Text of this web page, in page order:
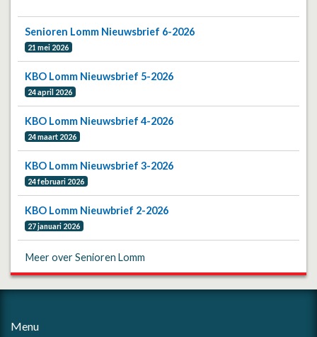
Senioren Lomm Nieuwsbrief 6-2026
21 mei 2026
KBO Lomm Nieuwsbrief 5-2026
24 april 2026
KBO Lomm Nieuwsbrief 4-2026
24 maart 2026
KBO Lomm Nieuwsbrief 3-2026
24 februari 2026
KBO Lomm Nieuwbrief 2-2026
27 januari 2026
Meer over Senioren Lomm
Menu